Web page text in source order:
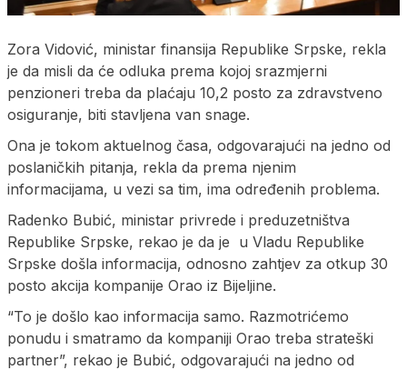
Zora Vidović, ministar finansija Republike Srpske, rekla
je da misli da će odluka prema kojoj srazmjerni
penzioneri treba da plaćaju 10,2 posto za zdravstveno
osiguranje, biti stavljena van snage.
Ona je tokom aktuelnog časa, odgovarajući na jedno od
poslaničkih pitanja, rekla da prema njenim
informacijama, u vezi sa tim, ima određenih problema.
Radenko Bubić, ministar privrede i preduzetništva
Republike Srpske, rekao je da je u Vladu Republike
Srpske došla informacija, odnosno zahtjev za otkup 30
posto akcija kompanije Orao iz Bijeljine.
“To je došlo kao informacija samo. Razmotrićemo
ponudu i smatramo da kompaniji Orao treba strateški
partner”, rekao je Bubić, odgovarajući na jedno od